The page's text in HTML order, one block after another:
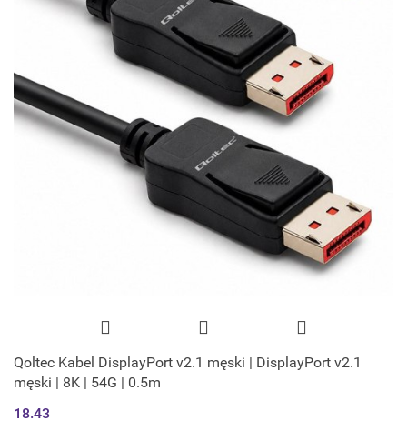
Qoltec Kabel DisplayPort v2.1 męski | DisplayPort v2.1
męski | 8K | 54G | 0.5m
18.43